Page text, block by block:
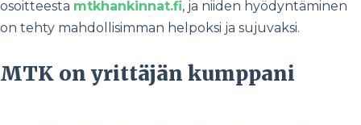
osoitteesta mtkhankinnat.fi, ja niiden hyödyntäminen
on tehty mahdollisimman helpoksi ja sujuvaksi.
MTK on yrittäjän kumppani